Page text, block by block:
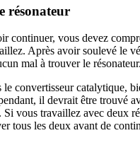
résonateur
continuer, vous devez
Après avoir soulevé le
mal à trouver le résonateur.
le convertisseur catalytique,
il devrait être trouvé
Si vous travaillez avec deux
tous les deux avant de